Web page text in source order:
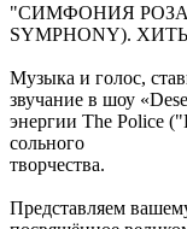
"СИМФОНИЯ РОЗА
SYMPHONY).
Музыка и голос,
звучание в шоу
энергии The Police
сольного
творчества.
Представляем